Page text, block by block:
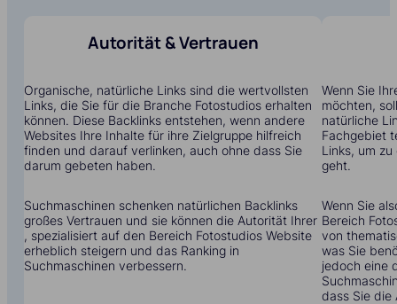
Autorität & Vertrauen
Organische, natürliche Links sind die wertvollsten
Links, die Sie für die Branche Fotostudios erhalten
können. Diese Backlinks entstehen, wenn andere
Websites Ihre Inhalte für ihre Zielgruppe hilfreich
finden und darauf verlinken, auch ohne dass Sie
darum gebeten haben.
Suchmaschinen schenken natürlichen Backlinks
großes Vertrauen und sie können die Autorität Ihrer
, spezialisiert auf den Bereich Fotostudios Website
erheblich steigern und das Ranking in
Suchmaschinen verbessern.
Wenn Sie
möchten,
natürliche
Fachgebiet
Links, um
geht.
Wenn Sie
Bereich
von
was Sie
jedoch eine
dass Sie die